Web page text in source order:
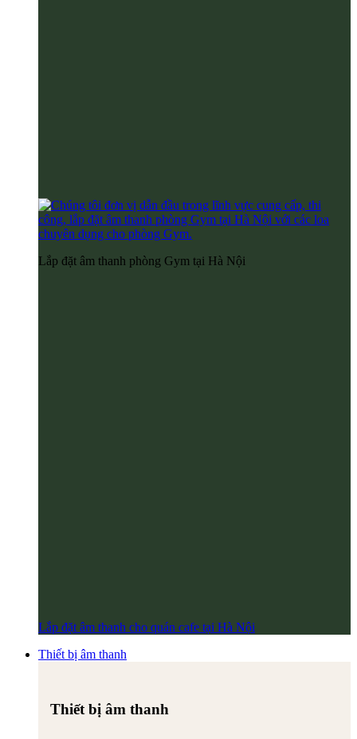
Lắp đặt âm thanh phòng Gym tại Hà Nội
Lắp đặt âm thanh cho quán cafe tại Hà Nội
Thiết bị âm thanh
Thiết bị âm thanh